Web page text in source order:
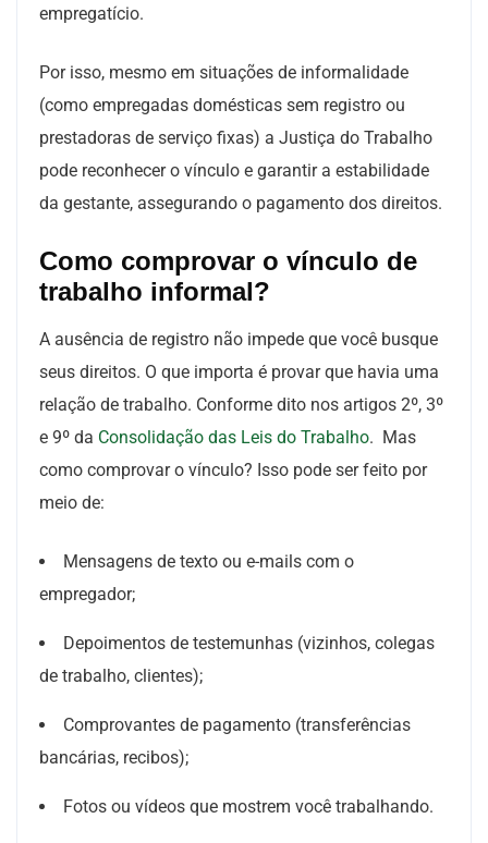
empregatício.
Por isso, mesmo em situações de informalidade
(como empregadas domésticas sem registro ou
prestadoras de serviço fixas) a Justiça do Trabalho
pode reconhecer o vínculo e garantir a estabilidade
da gestante, assegurando o pagamento dos direitos.
Como comprovar o vínculo de
trabalho informal?
A ausência de registro não impede que você busque
seus direitos. O que importa é provar que havia uma
relação de trabalho. Conforme dito nos artigos 2º, 3º
e 9º da Consolidação das Leis do Trabalho. Mas
como comprovar o vínculo? Isso pode ser feito por
meio de:
Mensagens de texto ou e-mails com o
empregador;
Depoimentos de testemunhas (vizinhos, colegas
de trabalho, clientes);
Comprovantes de pagamento (transferências
bancárias, recibos);
Fotos ou vídeos que mostrem você trabalhando.